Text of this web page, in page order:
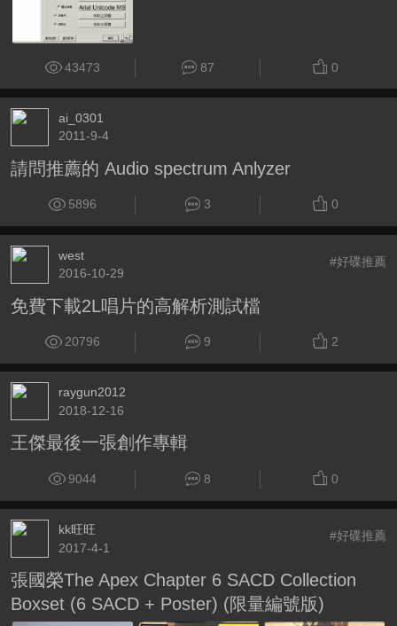
43473 87 0
ai_0301
2011-9-4
請問推薦的 Audio spectrum Anlyzer
5896 3 0
west
2016-10-29
#好碟推薦
免費下載2L唱片的高解析測試檔
20796 9 2
raygun2012
2018-12-16
王傑最後一張創作專輯
9044 8 0
kk旺旺
2017-4-1
#好碟推薦
張國榮The Apex Chapter 6 SACD Collection
Boxset (6 SACD + Poster) (限量編號版)